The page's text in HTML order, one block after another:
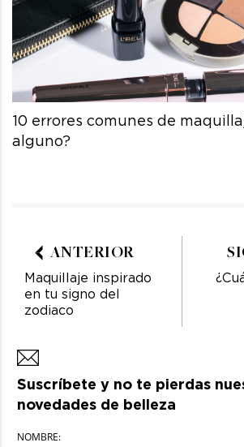
10 errores comunes de
alguno?
ANTERIOR
Maquillaje inspirado
en tu signo del
zodiaco
Suscríbete y no te pierdas
novedades de belleza
NOMBRE: